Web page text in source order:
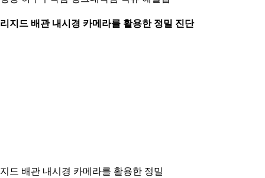
지드 배관 내시경 카메라를 활용한 정밀 진단
드 배관 내시경 카메라를 활용한 정밀